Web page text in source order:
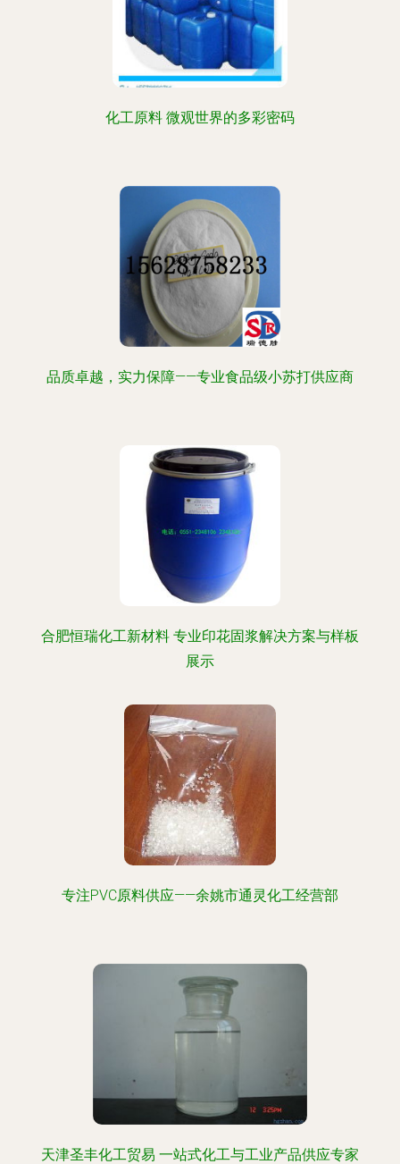
化工原料 微观世界的多彩密码
品质卓越，实力保障——专业食品级小苏打供应商
合肥恒瑞化工新材料 专业印花固浆解决方案与样板
展示
专注PVC原料供应——余姚市通灵化工经营部
天津圣丰化工贸易 一站式化工与工业产品供应专家